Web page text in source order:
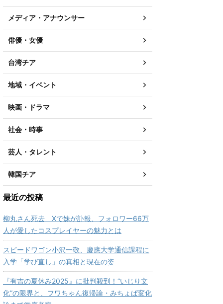
メディア・アナウンサー
俳優・女優
台湾チア
地域・イベント
映画・ドラマ
社会・時事
芸人・タレント
韓国チア
最近の投稿
柳丸さん死去 Xで妹が訃報、フォロワー66万
人が愛したコスプレイヤーの魅力とは
スピードワゴン小沢一敬、慶應大学通信課程に
入学「学び直し」の真相と現在の姿
『有吉の夏休み2025』に批判殺到！“いじり文
化”の限界と、フワちゃん復帰論・みちょぱ変化